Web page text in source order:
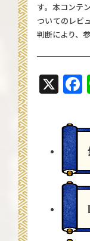
す。本コンテ
ついてのレビ
判断により、
X